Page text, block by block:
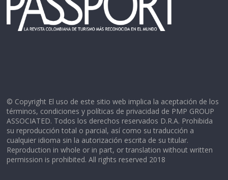
© Copyright El uso de este sitio web implica la aceptación de los
términos, condiciones y políticas de privacidad de PMP GROUP
ASSOCIATED. Todos los derechos reservados D.R.A. Prohibida
su reproducción total o parcial, así como su traducción a
cualquier idioma sin la autorización escrita de su titular.
Reproduction in whole or in part, or translation without written
permission is prohibited. All rights reserved 2018